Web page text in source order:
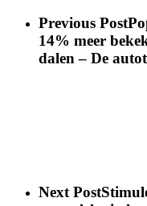
Previous Post
14% meer
dalen – De
Next Post